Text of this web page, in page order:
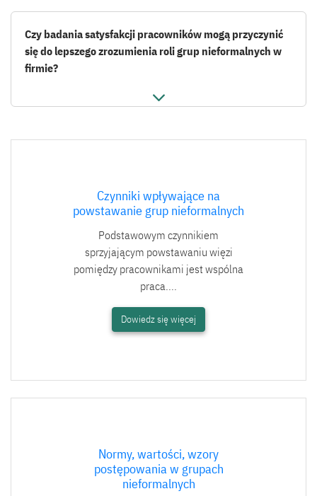
Czy badania satysfakcji pracowników mogą przyczynić
się do lepszego zrozumienia roli grup nieformalnych w
firmie?
Czynniki wpływające na
powstawanie grup nieformalnych
Podstawowym czynnikiem
sprzyjającym powstawaniu więzi
pomiędzy pracownikami jest wspólna
praca....
Dowiedz się więcej
Normy, wartości, wzory
postępowania w grupach
nieformalnych